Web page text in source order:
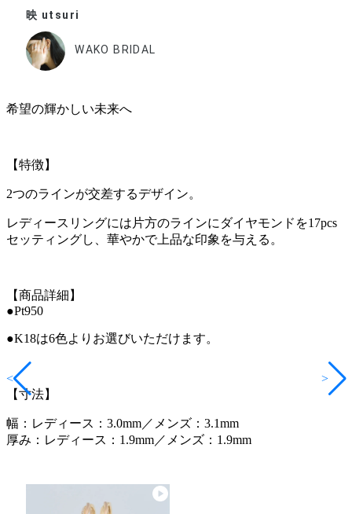
< >
映 utsuri
WAKO BRIDAL
希望の輝かしい未来へ
【特徴】
2つのラインが交差するデザイン。
レディースリングには片方のラインにダイヤモンドを17pcs
セッティングし、華やかで上品な印象を与える。
【商品詳細】
●Pt950
●K18は6色よりお選びいただけます。
【寸法】
幅：レディース：3.0mm／メンズ：3.1mm
厚み：レディース：1.9mm／メンズ：1.9mm